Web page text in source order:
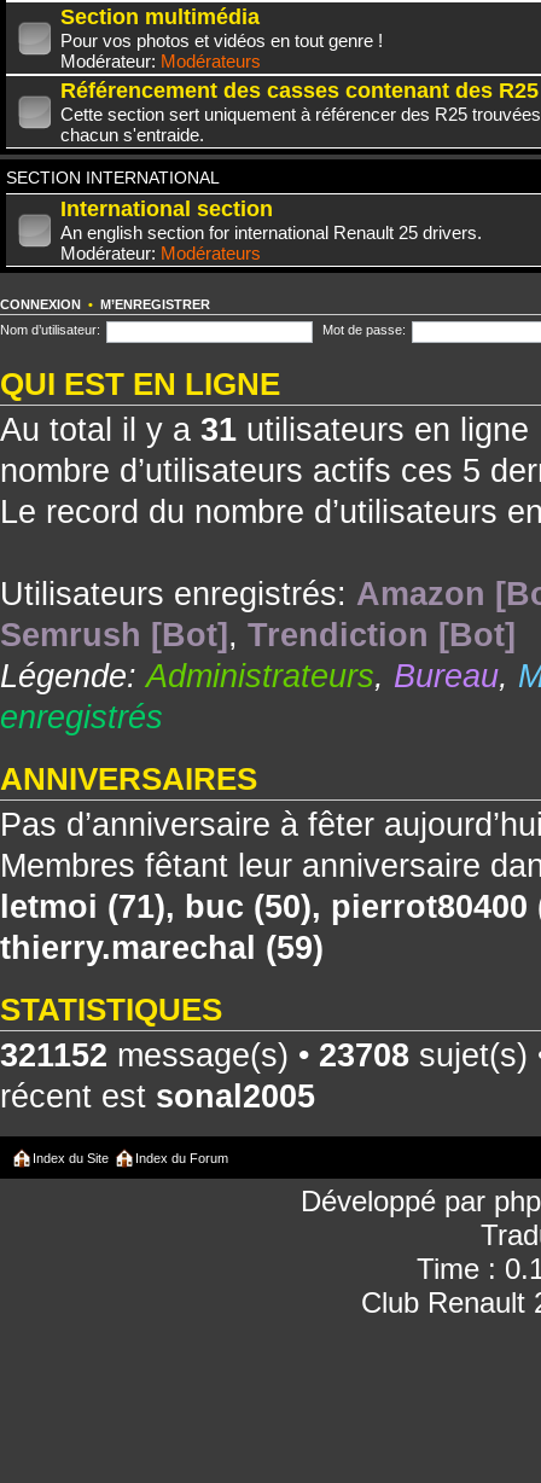
Section multimédia
Pour vos photos et vidéos en tout genre !
Modérateur: Modérateurs
Référencement des casses contenant des R25
Cette section sert uniquement à référencer des R25
chacun s'entraide.
SECTION INTERNATIONAL
International section
An english section for international Renault 25 drivers.
Modérateur: Modérateurs
CONNEXION • M’ENREGISTRER
Nom d’utilisateur:
Mot de passe:
QUI EST EN LIGNE
Au total il y a 31 utilisateurs en
nombre d’utilisateurs actifs ces 5
Le record du nombre d’utilisateurs
Utilisateurs enregistrés: Amazon
Semrush [Bot] , Trendiction [Bot]
Légende:Administrateurs, Bureau,
enregistrés
ANNIVERSAIRES
Pas d’anniversaire à fêter
Membres fêtant leur anniversaire
letmoi (71), buc (50), pierrot80400
thierry.marechal (59)
STATISTIQUES
321152 message(s) • 23708 sujet(s)
récent est sonal2005
Index du Site Index du Forum
Développé par
Time :
Club Renault